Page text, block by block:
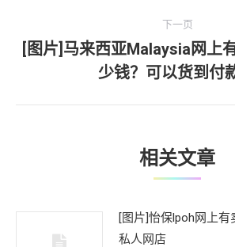
下一页
一
文
[图片]马来西亚Malaysia网上
少钱？可以货到付
相关文章
[图片]怡保lpoh网上有
私人网店